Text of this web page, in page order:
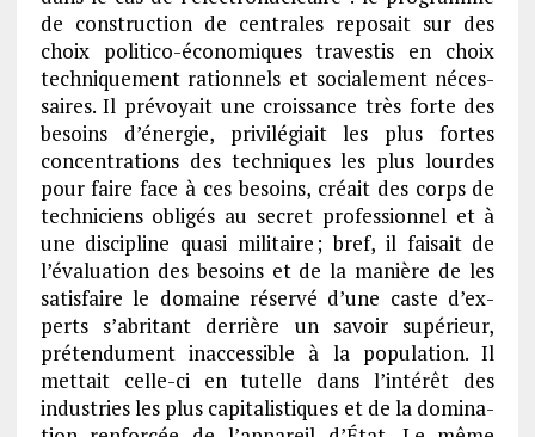
de construc­tion de centrales repo­sait sur des
choix poli­tico-écono­miques traves­tis en choix
tech­nique­ment ration­nels et socia­le­ment néces­
saires. Il prévoyait une crois­sance très forte des
besoins d’éner­gie, privi­lé­giait les plus fortes
concen­tra­tions des tech­niques les plus lourdes
pour faire face à ces besoins, créait des corps de
tech­ni­ciens obli­gés au secret profes­sion­nel et à
une disci­pline quasi mili­taire ; bref, il faisait de
l’éva­lua­tion des besoins et de la manière de les
satis­faire le domaine réservé d’une caste d’ex­
perts s’abri­tant derrière un savoir supé­rieur,
préten­du­ment inac­ces­sible à la popu­la­tion. Il
mettait celle-ci en tutelle dans l’in­té­rêt des
indus­tries les plus capi­ta­lis­tiques et de la domi­na­